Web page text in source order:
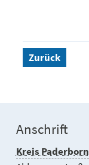
Zurück
Anschrift
Kreis Paderborn